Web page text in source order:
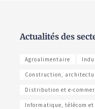
Actualités des
Agroalimentaire
Construction,
Distribution et e-
Informatique, télécom